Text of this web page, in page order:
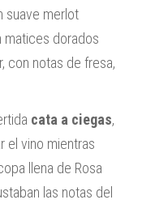
suave merlot
dorados
con notas de fresa,
cata a ciegas,
el vino mientras
llena de Rosa
las notas del